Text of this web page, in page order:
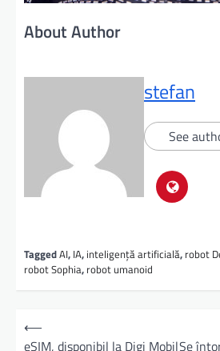
About Author
stefan
See
TaggedAI, IA, inteligenţă artificială, robot
robot Sophia, robot umanoid
⟵
eSIM, disponibil la Digi MobilSe